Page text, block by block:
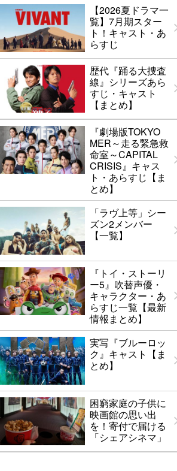
【2026夏ドラマ一
覧】7月期スター
ト！キャスト・あ
らすじ
歴代『踊る大捜査
線』シリーズあら
すじ・キャスト
【まとめ】
『劇場版TOKYO
MER～走る緊急救
命室～CAPITAL
CRISIS』キャス
ト・あらすじ【ま
とめ】
「ラヴ上等」シー
ズン2メンバー
【一覧】
『トイ・ストーリ
ー5』吹替声優・
キャラクター・あ
らすじ一覧【最新
情報まとめ】
実写『ブルーロッ
ク』キャスト【ま
とめ】
困窮家庭の子供に
映画館の思い出
を！寄付で届ける
「シェアシネマ」